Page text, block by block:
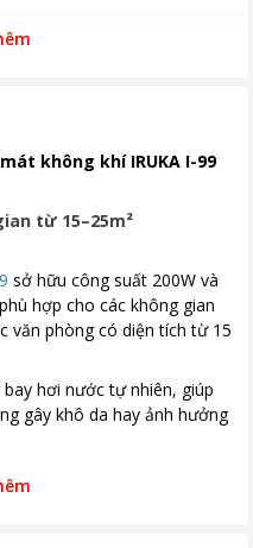
không khí IRUKA I-99
từ 15–25m²
sở hữu công suất 200W và
hợp cho các không gian
văn phòng có diện tích từ 15
hơi nước tự nhiên, giúp
gây khô da hay ảnh hưởng